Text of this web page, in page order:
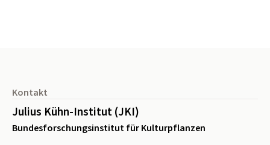
Kontakt
Julius Kühn-Institut (JKI)
Bundesforschungsinstitut für Kulturpflanzen